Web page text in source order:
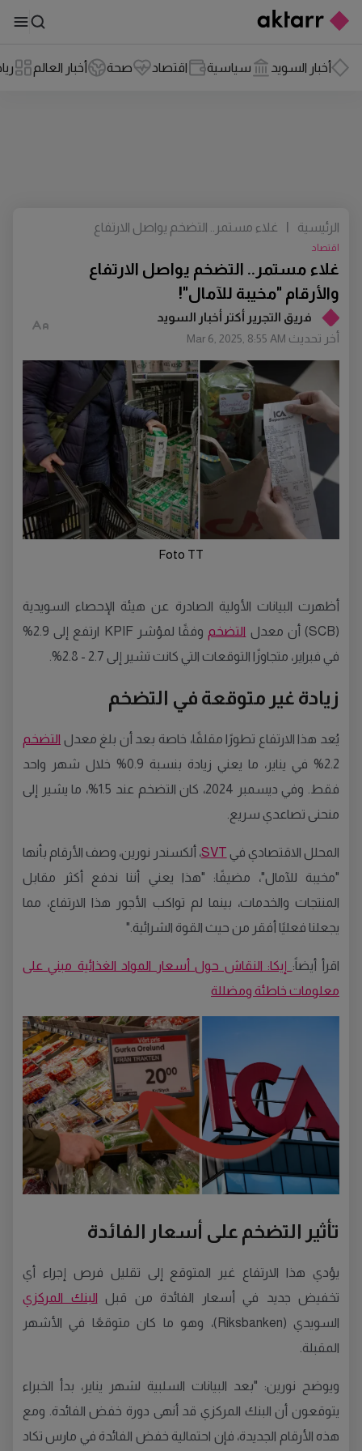
أخبار السويد سياسية اقتصاد صحة أخبار العالم
فريق التجرير أكتر أخبار السويد
أخر تحديث Mar 6, 2025, 8:55 AM
غلاء مستمر.. التضخم يواصل الارتفاع
والأرقام "مخيبة للآمال"!
اقتصاد
الرئيسية |
غلاء مستمر.. التضخم يواصل الارتفاع
Foto TT
أظهرت البيانات الأولية الصادرة عن هيئة الإحصاء السويدية
(SCB) أن معدل
التضخم
وفقًا لمؤشر KPIF ارتفع إلى 2.9%
في فبراير، متجاوزًا التوقعات التي كانت تشير إلى 2.7 - 2.8%.
زيادة غير متوقعة في التضخم
يُعد هذا الارتفاع تطورًا مقلقًا، خاصة بعد أن بلغ معدل التضخم
2.2% في يناير، ما يعني زيادة بنسبة 0.9% خلال شهر واحد
فقط. وفي ديسمبر 2024، كان التضخم عند 1.5%، ما يشير إلى
منحنى تصاعدي سريع.
المحلل الاقتصادي في SVT، ألكسندر نورين، وصف الأرقام بأنها
"مخيبة للآمال"، مضيفًا: "هذا يعني أننا ندفع أكثر مقابل
المنتجات والخدمات، بينما لم تواكب الأجور هذا الارتفاع، مما
يجعلنا فعليًا أفقر من حيث القوة الشرائية."
اقرأ أيضاً: إيكا: النقاش حول أسعار المواد الغذائية مبني على
معلومات خاطئة ومضللة
تأثير التضخم على أسعار الفائدة
يؤدي هذا الارتفاع غير المتوقع إلى تقليل فرص إجراء أي
تخفيض جديد في أسعار الفائدة من قبل البنك المركزي
السويدي (Riksbanken)، وهو ما كان متوقعًا في الأشهر
المقبلة.
ويوضح نورين: "بعد البيانات السلبية لشهر يناير، بدأ الخبراء
يتوقعون أن البنك المركزي قد أنهى دورة خفض الفائدة. ومع
هذه الأرقام الجديدة، فإن احتمالية خفض الفائدة في مارس تكاد